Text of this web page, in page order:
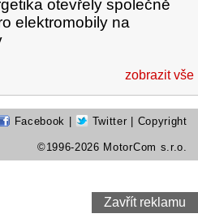
otevřely společně
elektromobily na
zobrazit vše
Facebook Twitter | Copyright
©1996-2026 MotorCom s.r.o.
Zavřít reklamu